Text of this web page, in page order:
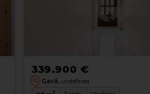
339.900 €
Gavá, undefined